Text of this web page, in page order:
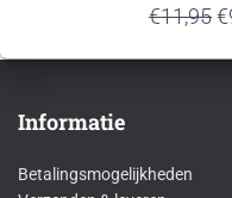
€11,95€
Informatie
Betalingsmogelijkheden